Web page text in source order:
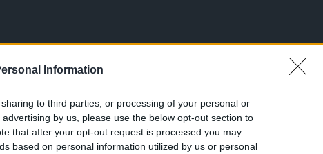
Information
to third parties, or processing of your personal or
by us, please use the below opt-out section to
that after your opt-out request is processed you may
based on personal information utilized by us or personal